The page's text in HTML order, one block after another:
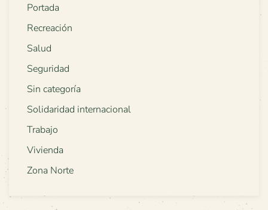
Portada
Recreación
Salud
Seguridad
Sin categoría
Solidaridad internacional
Trabajo
Vivienda
Zona Norte